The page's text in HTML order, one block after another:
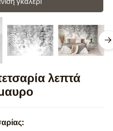
λεπτά